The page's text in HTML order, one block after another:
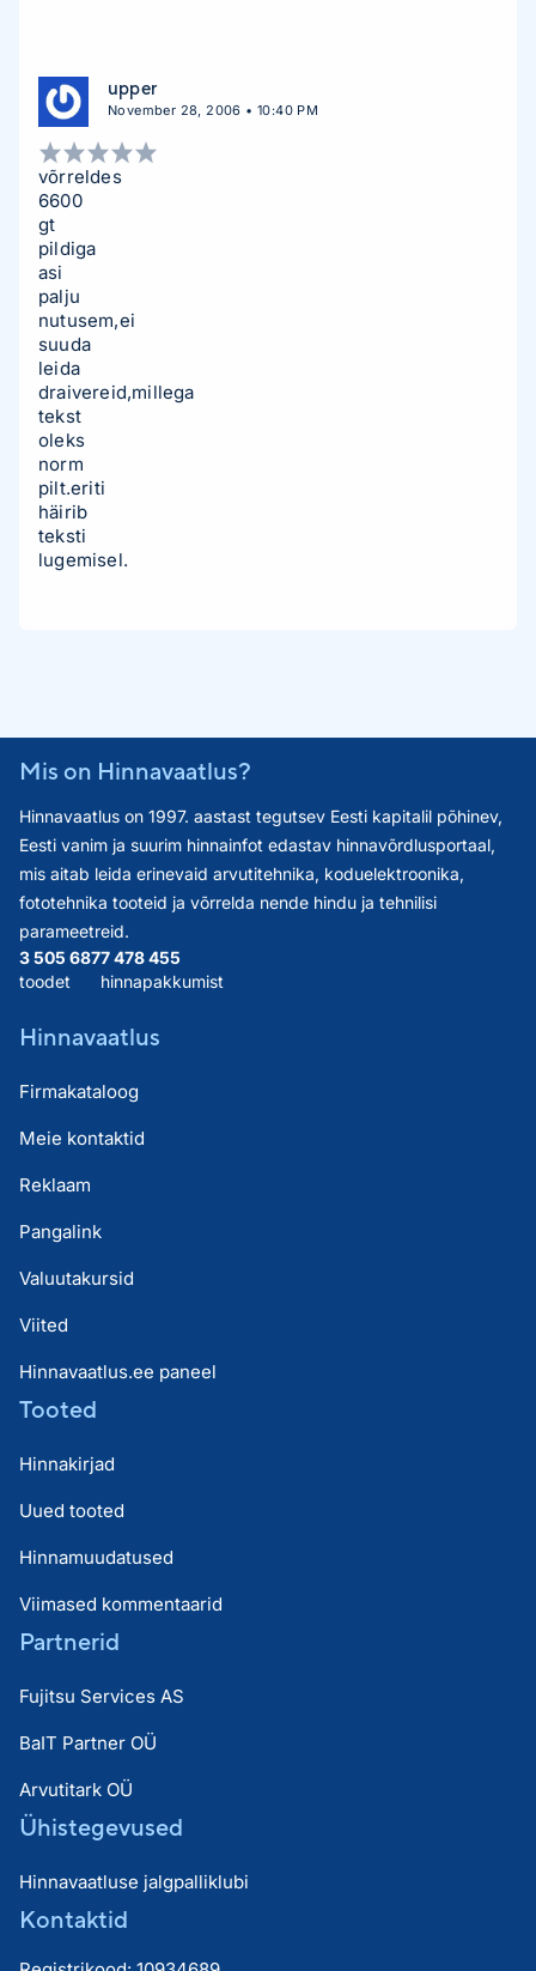
upper
November 28, 2006 • 10:40 PM
võrreldes
6600
gt
pildiga
asi
palju
nutusem,ei
suuda
leida
draivereid,millega
tekst
oleks
norm
pilt.eriti
häirib
teksti
lugemisel.
Mis on Hinnavaatlus?
Hinnavaatlus on 1997. aastast tegutsev Eesti kapitalil põhinev,
Eesti vanim ja suurim hinnainfot edastav hinnavõrdlusportaal,
mis aitab leida erinevaid arvutitehnika, koduelektroonika,
fototehnika tooteid ja võrrelda nende hindu ja tehnilisi
parameetreid.
3 505 687
toodet
7 478 455
hinnapakkumist
Hinnavaatlus
Firmakataloog
Meie kontaktid
Reklaam
Pangalink
Valuutakursid
Viited
Hinnavaatlus.ee paneel
Tooted
Hinnakirjad
Uued tooted
Hinnamuudatused
Viimased kommentaarid
Partnerid
Fujitsu Services AS
BaIT Partner OÜ
Arvutitark OÜ
Ühistegevused
Hinnavaatluse jalgpalliklubi
Kontaktid